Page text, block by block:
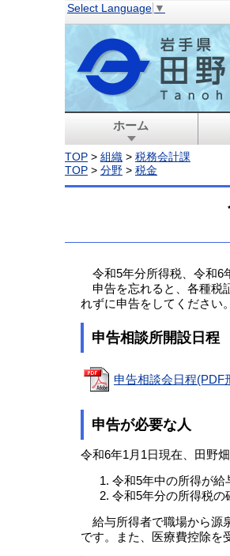
Select Language ▼
ホーム
TOP > 組織 > 税務会計課
TOP > 分野 > 税金
令和5年分所得税、令和6
申告を忘れると、各種税
れずに申告をしてください。
申告相談所開設日程
申告相談会日程(PDF
申告が必要な人
令和6年1月1日現在、田野
令和5年中の所得が給
令和5年分の所得税の
給与所得者で職場から源
です。また、医療費控除を